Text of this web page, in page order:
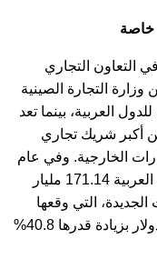
خاصة
التعاون التجاري
التجارة الصينية
العربية، بينما تعد
أكبر شريك تجاري
الخارجية. وفي عام
2016، بلغ حجم التجارة بين الصين والدول العربية 171.14 مليار
التي وقعها
الجانبان خلال العام الماضي 40.37 مليار دولار بزيادة قدرها 40.8%